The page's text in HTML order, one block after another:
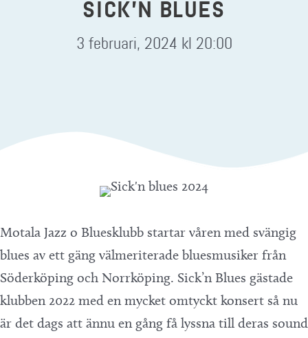
SICK’N BLUES
3 februari, 2024 kl 20:00
Motala Jazz o Bluesklubb startar våren med svängig
blues av ett gäng välmeriterade bluesmusiker från
Söderköping och Norrköping. Sick’n Blues gästade
klubben 2022 med en mycket omtyckt konsert så nu
är det dags att ännu en gång få lyssna till deras sound